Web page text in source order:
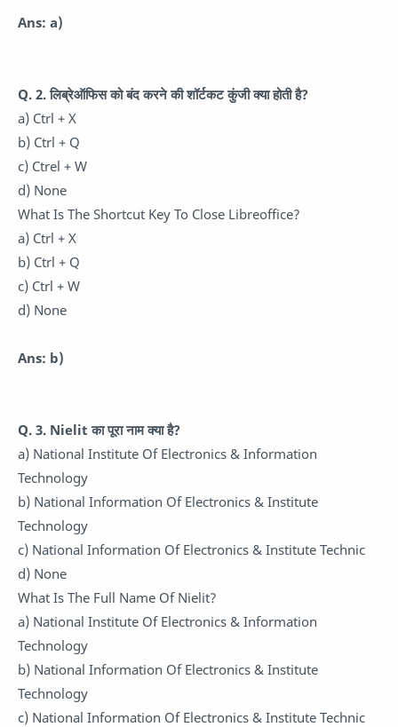
Ans: a)
Q. 2.लिब्रेऑफिस को बंद करने की शॉर्टकट कुंजी क्या होती है?
a) Ctrl + X
b) Ctrl + Q
c) Ctrel + W
d) None
What Is The Shortcut Key To Close Libreoffice?
a) Ctrl + X
b) Ctrl + Q
c) Ctrl + W
d) None
Ans: b)
Q. 3. Nielit का पूरा नाम क्या है?
a) National Institute Of Electronics & Information
Technology
b) National Information Of Electronics & Institute
Technology
c) National Information Of Electronics & Institute Technic
d) None
What Is The Full Name Of Nielit?
a) National Institute Of Electronics & Information
Technology
b) National Information Of Electronics & Institute
Technology
c) National Information Of Electronics & Institute Technic